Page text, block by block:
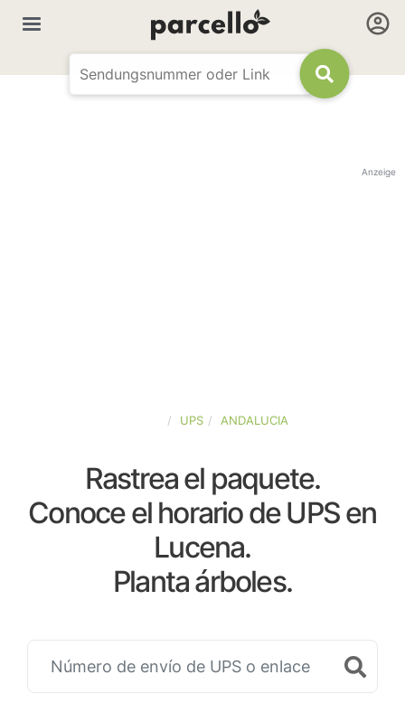
Anzeige
UPS ANDALUCIA
Rastrea el paquete.
Conoce el horario de UPS en
Lucena.
Planta árboles.